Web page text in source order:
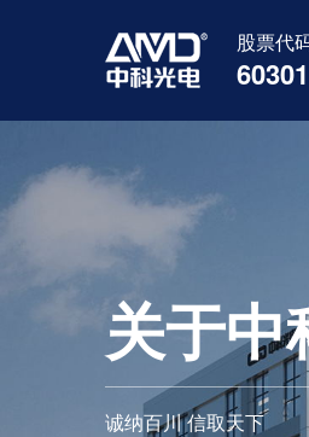
股票代
关于中
诚纳百川 信取天下